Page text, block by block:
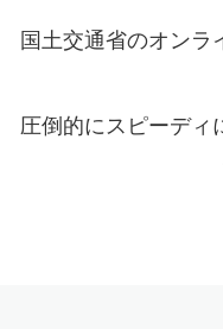
国土交通省のオンラ
圧倒的にスピーディ